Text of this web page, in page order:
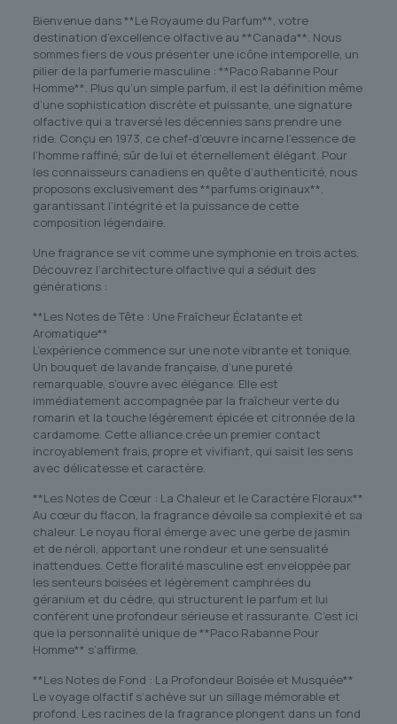
Bienvenue dans **Le Royaume du Parfum**, votre
destination d’excellence olfactive au **Canada**. Nous
sommes fiers de vous présenter une icône intemporelle, un
pilier de la parfumerie masculine : **Paco Rabanne Pour
Homme**. Plus qu’un simple parfum, il est la définition même
d’une sophistication discrète et puissante, une signature
olfactive qui a traversé les décennies sans prendre une
ride. Conçu en 1973, ce chef-d’œuvre incarne l’essence de
l’homme raffiné, sûr de lui et éternellement élégant. Pour
les connaisseurs canadiens en quête d’authenticité, nous
proposons exclusivement des **parfums originaux**,
garantissant l’intégrité et la puissance de cette
composition légendaire.
Une fragrance se vit comme une symphonie en trois actes.
Découvrez l’architecture olfactive qui a séduit des
générations :
**Les Notes de Tête : Une Fraîcheur Éclatante et
Aromatique**
L’expérience commence sur une note vibrante et tonique.
Un bouquet de lavande française, d’une pureté
remarquable, s’ouvre avec élégance. Elle est
immédiatement accompagnée par la fraîcheur verte du
romarin et la touche légèrement épicée et citronnée de la
cardamome. Cette alliance crée un premier contact
incroyablement frais, propre et vivifiant, qui saisit les sens
avec délicatesse et caractère.
**Les Notes de Cœur : La Chaleur et le Caractère Floraux**
Au cœur du flacon, la fragrance dévoile sa complexité et sa
chaleur. Le noyau floral émerge avec une gerbe de jasmin
et de néroli, apportant une rondeur et une sensualité
inattendues. Cette floralité masculine est enveloppée par
les senteurs boisées et légèrement camphrées du
géranium et du cèdre, qui structurent le parfum et lui
confèrent une profondeur sérieuse et rassurante. C’est ici
que la personnalité unique de **Paco Rabanne Pour
Homme** s’affirme.
**Les Notes de Fond : La Profondeur Boisée et Musquée**
Le voyage olfactif s’achève sur un sillage mémorable et
profond. Les racines de la fragrance plongent dans un fond